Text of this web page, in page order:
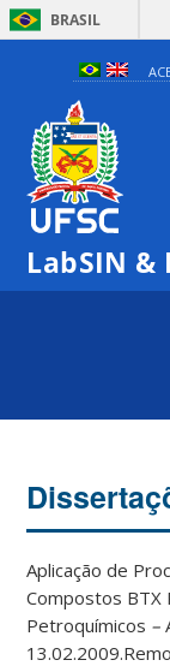
BRASIL
LabSIN &
Aplicação de
Compostos
Petroquímicos –